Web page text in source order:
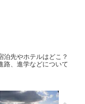
泊先やホテルはどこ？
路、進学などについて